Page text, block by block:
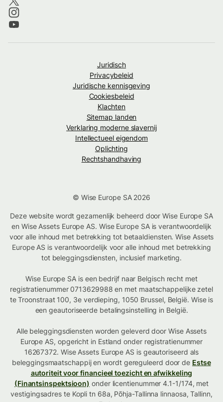
Juridisch
Privacybeleid
Juridische kennisgeving
Cookiesbeleid
Klachten
Sitemap landen
Verklaring moderne slavernij
Intellectueel eigendom
Oplichting
Rechtshandhaving
© Wise Europe SA 2026
Deze website wordt gezamenlijk beheerd door Wise Europe SA
en Wise Assets Europe AS. Wise Europe SA is verantwoordelijk
voor alle inhoud met betrekking tot betaaldiensten. Wise Assets
Europe AS is verantwoordelijk voor alle inhoud met betrekking
tot beleggingsdiensten, inclusief marketing.
Wise Europe SA is een bedrijf naar Belgisch recht met
registratienummer 0713629988 en met maatschappelijke zetel
te Troonstraat 100, 3e verdieping, 1050 Brussel, België. Wise is
een geautoriseerde betalingsinstelling in België.
Alle beleggingsdiensten worden geleverd door Wise Assets
Europe AS, opgericht in Estland onder registratienummer
16267372. Wise Assets Europe AS is geautoriseerd als
beleggingsmaatschappij en wordt gereguleerd door de Estse
autoriteit voor financieel toezicht en afwikkeling
(Finantsinspektsioon) onder licentienummer 4.1-1/174, met
vestigingsadres te Kopli tn 68a, Põhja-Tallinna linnaosa, Tallinn,